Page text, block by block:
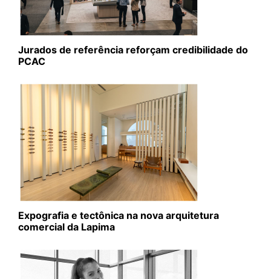
Jurados de referência reforçam credibilidade do
PCAC
Expografia e tectônica na nova arquitetura
comercial da Lapima